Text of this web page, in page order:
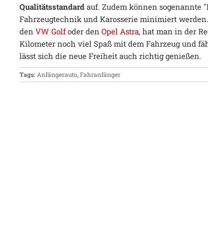
Qualitätsstandard auf. Zudem können
Fahrzeugtechnik und Karosserie minimiert
denVW Golfoder denOpel Astra, hat man in der
Kilometer noch viel Spaß mit dem Fahrzeug und
lässt sich die neue Freiheit auch richtig genießen.
Tags: Anfängerauto,Fahranfänger